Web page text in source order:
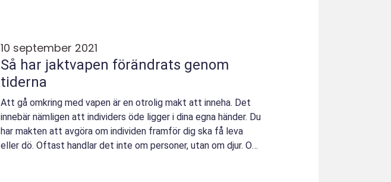
10 september 2021
Så har jaktvapen förändrats genom
tiderna
Att gå omkring med vapen är en otrolig makt att inneha. Det
innebär nämligen att individers öde ligger i dina egna händer. Du
har makten att avgöra om individen framför dig ska få leva
eller dö. Oftast handlar det inte om personer, utan om djur. Och